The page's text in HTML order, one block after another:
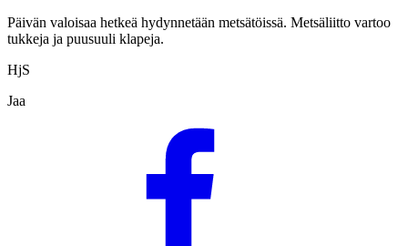
Päivän valoisaa hetkeä hydynnetään metsätöissä. Metsäliitto vartoo
tukkeja ja puusuuli klapeja.
HjS
Jaa